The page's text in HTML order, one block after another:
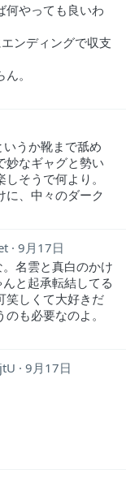
何やっても良いわ
ンディングで収支
。
うか靴まで舐め
妙なギャグと勢い
そうで何より。
に、中々のダーク
9月17日
名雲と真白のかけ
と起承転結してる
笑しくて大好きだ
も必要なのよ。
9月17日